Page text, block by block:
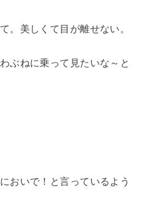
。美しくて目が離せない。
ぶねに乗って見たいな～と
おいで！と言っているよう